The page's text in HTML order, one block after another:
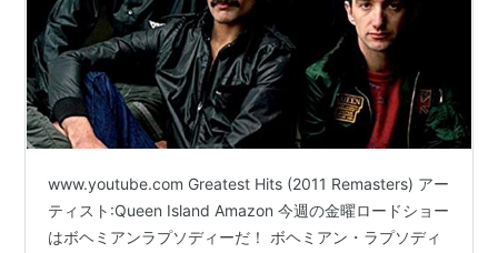
www.youtube.com Greatest Hits (2011 Remasters) アー
ティスト:Queen Island Amazon 今週の金曜ロードショー
はボヘミアンラプソディーだ！ ボヘミアン・ラプソディ